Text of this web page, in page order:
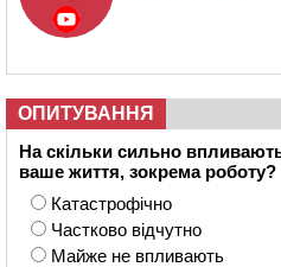
ОПИТУВАННЯ
На скільки сильно
ваше життя, зокрема роботу?
Катастрофічно
Частково відчутно
Майже не впливають